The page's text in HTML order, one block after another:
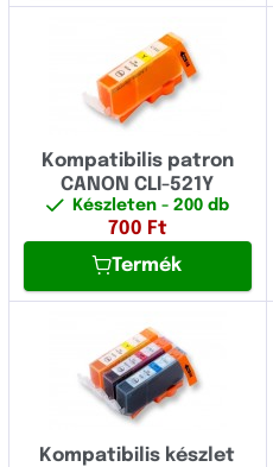
Kompatibilis patron
CANON CLI-521Y
Készleten - 200 db
700 Ft
Termék
Kompatibilis készlet